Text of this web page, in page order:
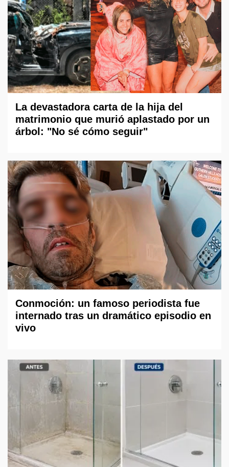
La devastadora carta de la hija del
matrimonio que murió aplastado por un
árbol: "No sé cómo seguir"
Conmoción: un famoso periodista fue
internado tras un dramático episodio en
vivo